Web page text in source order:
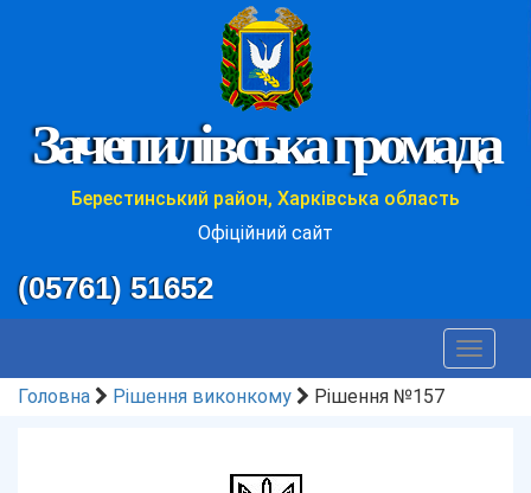
Зачепилівська громада
Берестинський район, Харківська область
Офіційний сайт
(05761) 51652
Toggle
Головна
Рішення виконкому Рішення №157